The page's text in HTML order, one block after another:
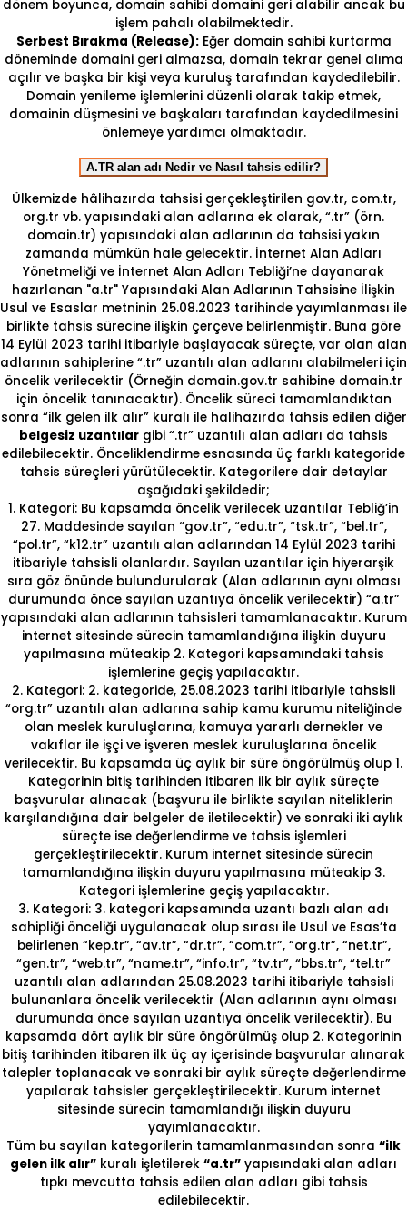
dönem boyunca, domain sahibi domaini geri alabilir ancak bu
işlem pahalı olabilmektedir.
Serbest Bırakma (Release):Eğer domain sahibi kurtarma
döneminde domaini geri almazsa, domain tekrar genel alıma
açılır ve başka bir kişi veya kuruluş tarafından kaydedilebilir.
Domain yenileme işlemlerini düzenli olarak takip etmek,
domainin düşmesini ve başkaları tarafından kaydedilmesini
önlemeye yardımcı olmaktadır.
A.TR alan adı Nedir ve Nasıl tahsis edilir?
Ülkemizde hâlihazırda tahsisi gerçekleştirilen gov.tr, com.tr,
org.tr vb. yapısındaki alan adlarına ek olarak, “.tr” (örn.
domain.tr) yapısındaki alan adlarının da tahsisi yakın
zamanda mümkün hale gelecektir. İnternet Alan Adları
Yönetmeliği ve İnternet Alan Adları Tebliği’ne dayanarak
hazırlanan "a.tr" Yapısındaki Alan Adlarının Tahsisine İlişkin
Usul ve Esaslar metninin 25.08.2023 tarihinde yayımlanması ile
birlikte tahsis sürecine ilişkin çerçeve belirlenmiştir. Buna göre
14 Eylül 2023 tarihi itibariyle başlayacak süreçte, var olan alan
adlarının sahiplerine “.tr” uzantılı alan adlarını alabilmeleri için
öncelik verilecektir (Örneğin domain.gov.tr sahibine domain.tr
için öncelik tanınacaktır). Öncelik süreci tamamlandıktan
sonra “ilk gelen ilk alır” kuralı ile halihazırda tahsis edilen diğer
belgesiz uzantılar gibi “.tr” uzantılı alan adları da tahsis
edilebilecektir. Önceliklendirme esnasında üç farklı kategoride
tahsis süreçleri yürütülecektir. Kategorilere dair detaylar
aşağıdaki şekildedir;
1. Kategori: Bu kapsamda öncelik verilecek uzantılar Tebliğ’in
27. Maddesinde sayılan “gov.tr”, “edu.tr”, “tsk.tr”, “bel.tr”,
“pol.tr”, “k12.tr” uzantılı alan adlarından 14 Eylül 2023 tarihi
itibariyle tahsisli olanlardır. Sayılan uzantılar için hiyerarşik
sıra göz önünde bulundurularak (Alan adlarının aynı olması
durumunda önce sayılan uzantıya öncelik verilecektir) “a.tr”
yapısındaki alan adlarının tahsisleri tamamlanacaktır. Kurum
internet sitesinde sürecin tamamlandığına ilişkin duyuru
yapılmasına müteakip 2. Kategori kapsamındaki tahsis
işlemlerine geçiş yapılacaktır.
2. Kategori: 2. kategoride, 25.08.2023 tarihi itibariyle tahsisli
“org.tr” uzantılı alan adlarına sahip kamu kurumu niteliğinde
olan meslek kuruluşlarına, kamuya yararlı dernekler ve
vakıflar ile işçi ve işveren meslek kuruluşlarına öncelik
verilecektir. Bu kapsamda üç aylık bir süre öngörülmüş olup 1.
Kategorinin bitiş tarihinden itibaren ilk bir aylık süreçte
başvurular alınacak (başvuru ile birlikte sayılan niteliklerin
karşılandığına dair belgeler de iletilecektir) ve sonraki iki aylık
süreçte ise değerlendirme ve tahsis işlemleri
gerçekleştirilecektir. Kurum internet sitesinde sürecin
tamamlandığına ilişkin duyuru yapılmasına müteakip 3.
Kategori işlemlerine geçiş yapılacaktır.
3. Kategori: 3. kategori kapsamında uzantı bazlı alan adı
sahipliği önceliği uygulanacak olup sırası ile Usul ve Esas’ta
belirlenen “kep.tr”, “av.tr”, “dr.tr”, “com.tr”, “org.tr”, “net.tr”,
“gen.tr”, “web.tr”, “name.tr”, “info.tr”, “tv.tr”, “bbs.tr”, “tel.tr”
uzantılı alan adlarından 25.08.2023 tarihi itibariyle tahsisli
bulunanlara öncelik verilecektir (Alan adlarının aynı olması
durumunda önce sayılan uzantıya öncelik verilecektir). Bu
kapsamda dört aylık bir süre öngörülmüş olup 2. Kategorinin
bitiş tarihinden itibaren ilk üç ay içerisinde başvurular alınarak
talepler toplanacak ve sonraki bir aylık süreçte değerlendirme
yapılarak tahsisler gerçekleştirilecektir. Kurum internet
sitesinde sürecin tamamlandığı ilişkin duyuru
yayımlanacaktır.
Tüm bu sayılan kategorilerin tamamlanmasından sonra “ilk
gelen ilk alır” kuralı işletilerek “a.tr” yapısındaki alan adları
tıpkı mevcutta tahsis edilen alan adları gibi tahsis
edilebilecektir.